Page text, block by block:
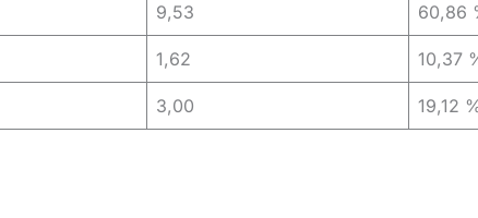
9,53 60,86
1,62 10,37
3,00 19,12